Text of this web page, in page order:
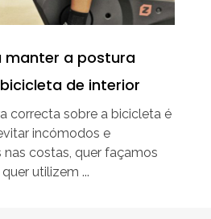
manter a postura
de interior
correcta sobre a bicicleta é
incómodos e
costas, quer façamos
utilizem ...